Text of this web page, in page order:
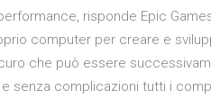
risponde Epic
computer per creare e
che può essere
senza complicazioni tutti i